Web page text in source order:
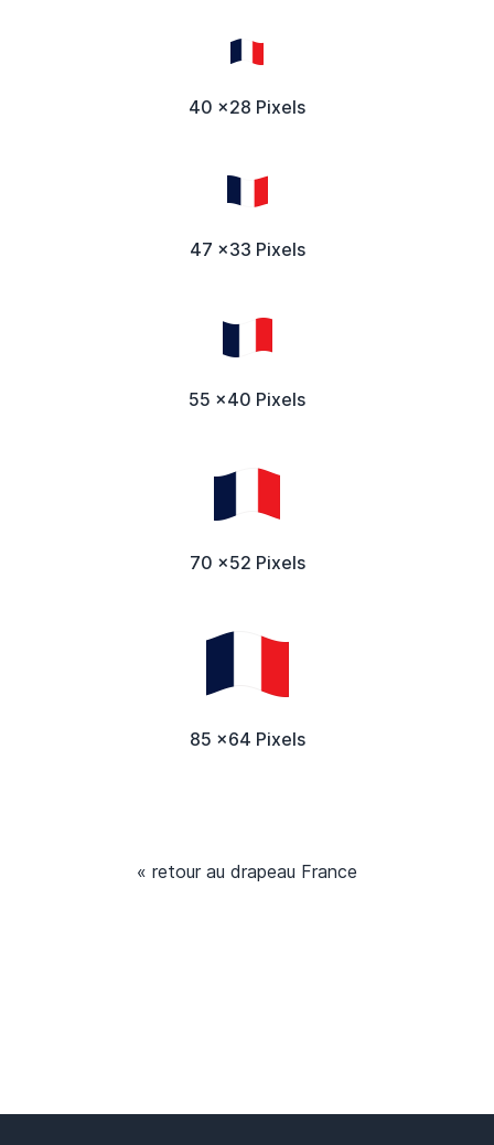
40 x28 Pixels
47 x33 Pixels
55 x40 Pixels
70 x52 Pixels
85 x64 Pixels
« retour au drapeau France